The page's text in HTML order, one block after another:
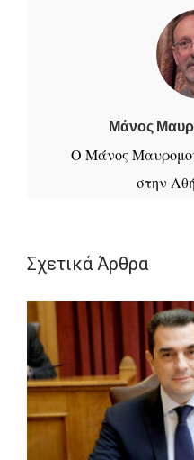
Μάνος
Ο Μάνος
στην
Παν/μίου
Μαθήτευσε στη
τμήμα
Τη συλλογή
Σχετικά Άρθρα